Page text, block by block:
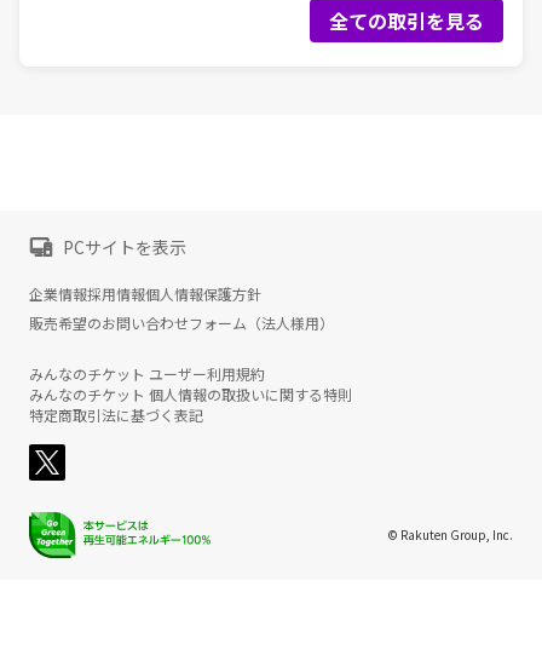
全ての取引を見る
PCサイトを表示
企業情報採用情報個人情報保護方針
販売希望のお問い合わせフォーム（法人様用）
みんなのチケット ユーザー利用規約
みんなのチケット 個人情報の取扱いに関する特則
特定商取引法に基づく表記
© Rakuten Group, Inc.